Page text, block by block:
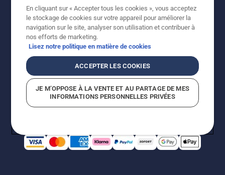
© Husqvarna AB (publ). Tous droits réservés. Les prix
indiqués sont à titre indicatif de Husqvarna Schweiz AG
aux revendeurs participants, prix en CHF, TVA 8,1 % et
TAR incluses. Sous réserve de modification. Tous les
prix indiqués sont des prix de vente recommandés (TVA
incluse), sauf si le produit est disponible pour un achat
Politique relative aux cookiesConditions d'utilisation
Avis de confidentialitéImpressionCGVL Shop en ligne
Signalement de violations présumées
En cliquant sur « Accepter tous les cookies », vous acceptez
le stockage de cookies sur votre appareil pour améliorer la
navigation sur le site, analyser son utilisation et contribuer à
nos efforts de marketing.
Lisez notre politique en matière de cookies
ACCEPTER LES COOKIES
JE M’OPPOSE À LA VENTE ET AU PARTAGE DE MES
INFORMATIONS PERSONNELLES PRIVÉES